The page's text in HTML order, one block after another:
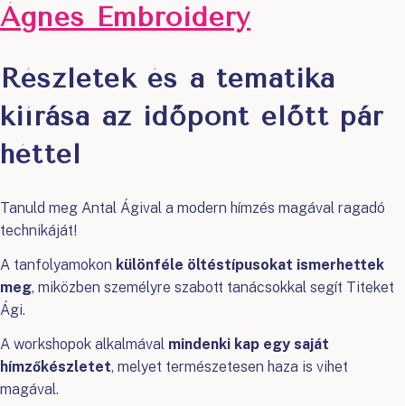
Ágnes Embroidery
Részletek és a tematika
kiírása az időpont előtt pár
héttel
Tanuld meg Antal Ágival a modern hímzés magával ragadó
technikáját!
A tanfolyamokon különféle öltéstípusokat ismerhettek
meg, miközben személyre szabott tanácsokkal segít Titeket
Ági.
A workshopok alkalmával mindenki kap egy saját
hímzőkészletet, melyet természetesen haza is vihet
magával.